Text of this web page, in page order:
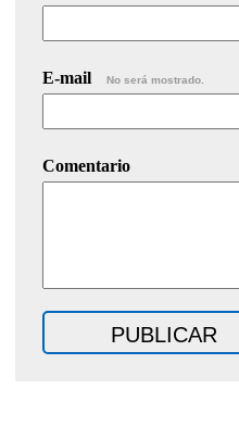
E-mail No será mostrado.
Comentario